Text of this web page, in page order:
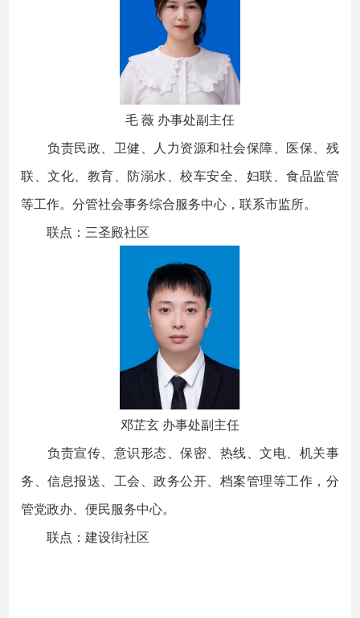
毛 薇 办事处副主任
负责民政、卫健、人力资源和社会保障、医保、残
联、文化、教育、防溺水、校车安全、妇联、食品监管
等工作。分管社会事务综合服务中心，联系市监所。
联点：三圣殿社区
邓芷玄 办事处副主任
负责宣传、意识形态、保密、热线、文电、机关事
务、信息报送、工会、政务公开、档案管理等工作，分
管党政办、便民服务中心。
联点：建设街社区